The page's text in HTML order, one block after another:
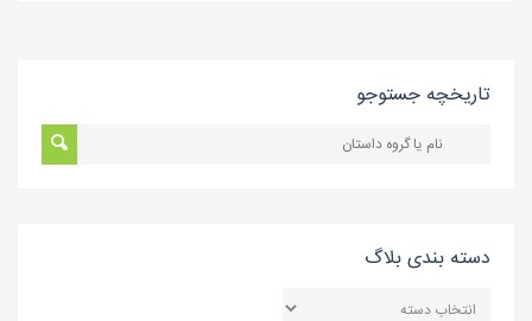
تاریخچه جستوجو
دسته بندی بلاگ